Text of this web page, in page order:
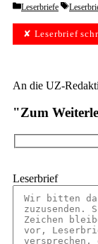
Categories
Leserbriefe Tags
✘ Leserbrief
An die UZ-
"Zum
Leserbrief